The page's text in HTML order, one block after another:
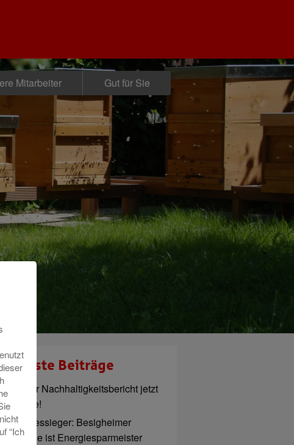
Mitarbeiter Gut für Sie
Neueste Beiträge
Neuer Nachhaltigkeitsbericht jetzt
online!
Landessieger: Besigheimer
Schule ist Energiesparmeister
“Ich